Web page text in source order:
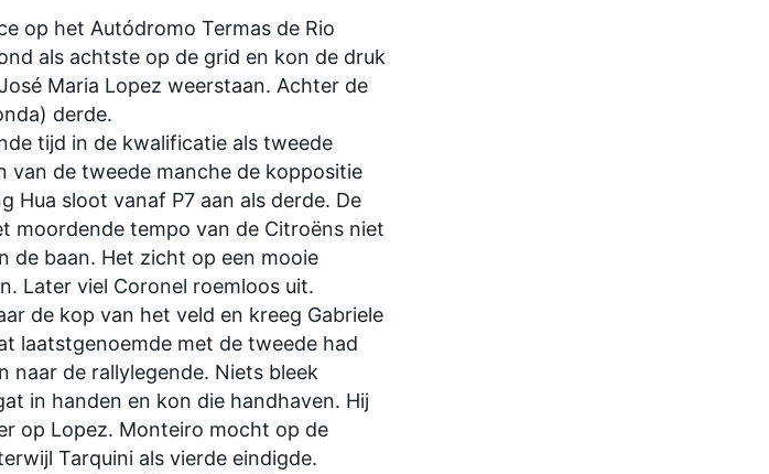
op het Autódromo Termas de Rio
als achtste op de grid en kon de druk
Maria Lopez weerstaan. Achter de
derde.
tijd in de kwalificatie als tweede
de tweede manche de koppositie
Hua sloot vanaf P7 aan als derde. De
moordende tempo van de Citroëns niet
de baan. Het zicht op een mooie
Later viel Coronel roemloos uit.
de kop van het veld en kreeg Gabriele
laatstgenoemde met de tweede had
naar de rallylegende. Niets bleek
in handen en kon die handhaven. Hij
op Lopez. Monteiro mocht op de
Tarquini als vierde eindigde.